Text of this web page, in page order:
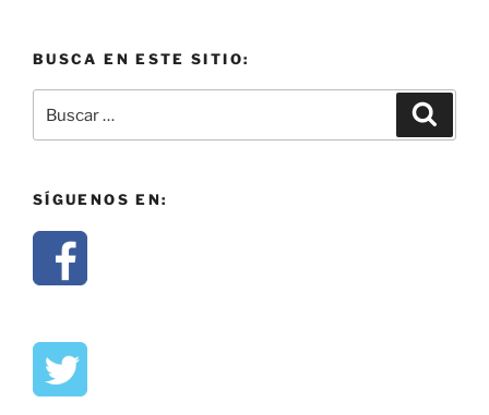
BUSCA EN ESTE SITIO:
SÍGUENOS EN: